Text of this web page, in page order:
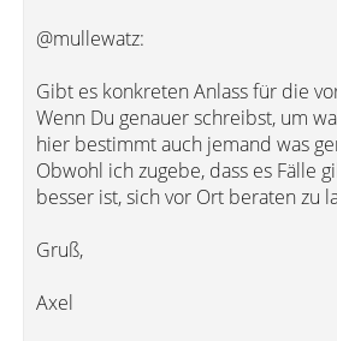
@mullewatz:
Gibt es konkreten Anlass für die
Wenn Du genauer schreibst, um
hier bestimmt auch jemand was
Obwohl ich zugebe, dass es Fälle
besser ist, sich vor Ort beraten zu
Gruß,
Axel